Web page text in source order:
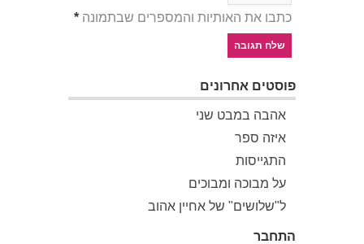
כתבו את האותיות והמספרים שבתמונה *
פוסטים אחרונים
אהבה במבט שני
איזה ספר
התגייסות
על מבוכה ומבוכים
ל"שלושים" של אחיין אהוב
התחבר